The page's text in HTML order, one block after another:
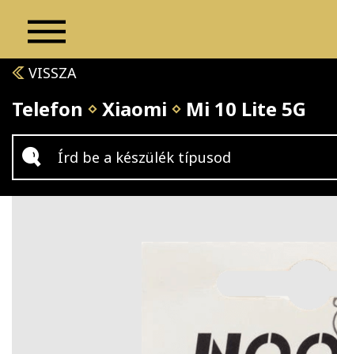
VISSZA
Telefon Xiaomi Mi 10 Lite 5G